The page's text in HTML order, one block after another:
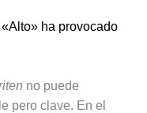
ha provocado
no puede
pero clave. En el